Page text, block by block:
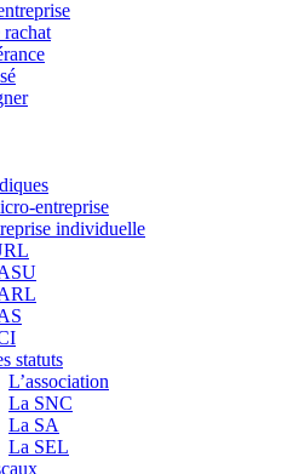
entreprise
individuelle
statuts
L’association
La SNC
La SA
La SEL